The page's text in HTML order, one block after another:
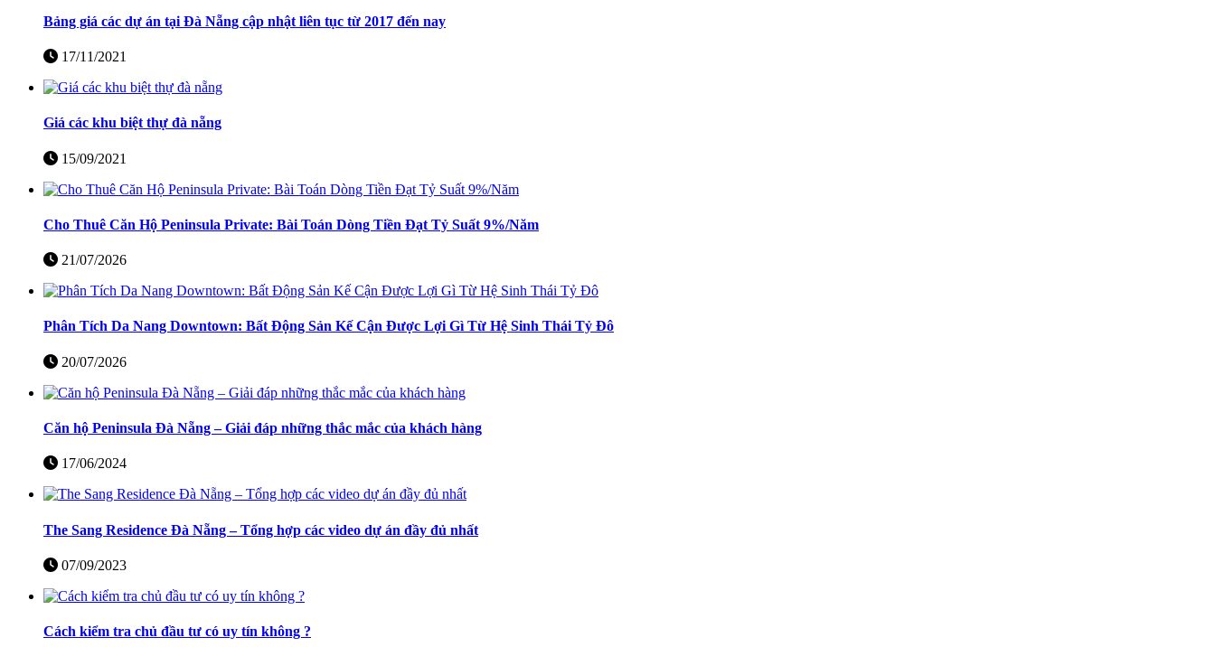
Bảng giá các dự án tại Đà Nẵng cập nhật liên tục từ 2017 đến nay
17/11/2021
Giá các khu biệt thự đà nẵng
15/09/2021
Cho Thuê Căn Hộ Peninsula Private: Bài Toán Dòng Tiền Đạt Tỷ Suất 9%/Năm
21/07/2026
Phân Tích Da Nang Downtown: Bất Động Sản Kế Cận Được Lợi Gì Từ Hệ Sinh Thái Tỷ Đô
20/07/2026
Căn hộ Peninsula Đà Nẵng – Giải đáp những thắc mắc của khách hàng
17/06/2024
The Sang Residence Đà Nẵng – Tổng hợp các video dự án đầy đủ nhất
07/09/2023
Cách kiểm tra chủ đầu tư có uy tín không ?